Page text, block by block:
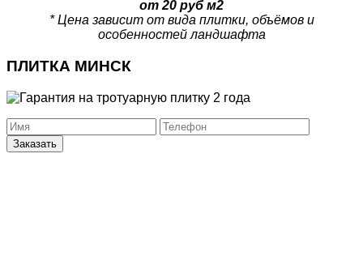
от 20 руб м2
* Цена зависит от вида плитки, объёмов и
особенностей ландшафта
ПЛИТКА МИНСК
Заказать